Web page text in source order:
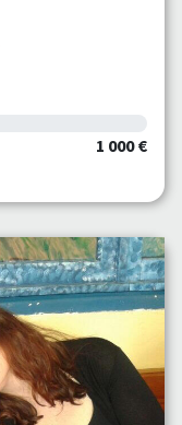
1 000 €